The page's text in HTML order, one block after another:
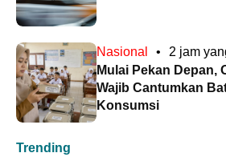
Nasional •
2 jam
Mulai Pekan Depan,
Wajib Cantumkan
Konsumsi
Trending